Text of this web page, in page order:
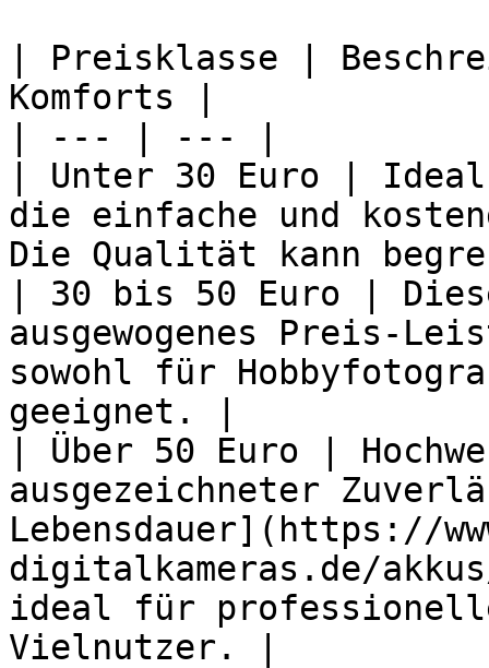
| Preisklasse |
Komforts |
| --- | --- |
| Unter 30 Euro |
die einfache und
Die Qualität kann
| 30 bis 50 Euro |
ausgewogenes Preis-
sowohl für
geeignet. |
| Über 50 Euro |
ausgezeichneter
Lebensdauer](https://
digitalkameras.de/
ideal für professionelle
Vielnutzer. |